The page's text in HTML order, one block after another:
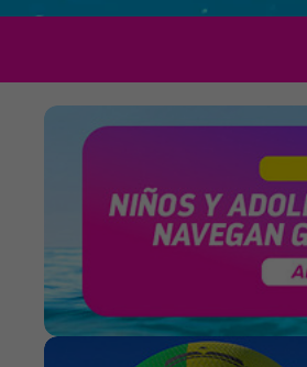
Royal
Cruceros